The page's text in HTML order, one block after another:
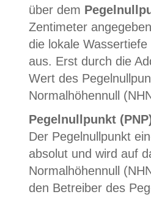
über dem
Zentimeter
die lokale
aus. Erst durch die
Wert des
Normalhöhennull
Pegelnullpunkt
Der Pegelnullpunkt
absolut und wird auf
Normalhöhennull
den Betreiber des